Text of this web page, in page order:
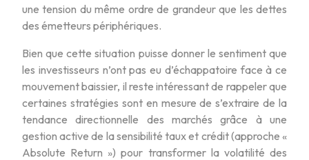
une tension du même ordre de grandeur que les dettes
des émetteurs périphériques.
Bien que cette situation puisse donner le sentiment que
les investisseurs n’ont pas eu d’échappatoire face à ce
mouvement baissier, il reste intéressant de rappeler que
certaines stratégies sont en mesure de s’extraire de la
tendance directionnelle des marchés grâce à une
gestion active de la sensibilité taux et crédit (approche «
Absolute Return ») pour transformer la volatilité des